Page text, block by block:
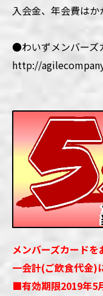
入会金、年会費は
●わいずメンバーズ
http://
メンバーズカードを
一会計(ご飲食代金)
■有効期限2019年5